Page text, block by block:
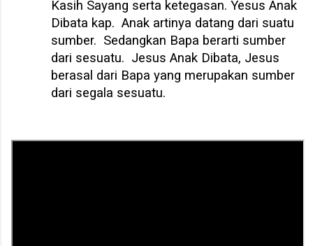
Kasih Sayang serta ketegasan. Yesus Anak
Dibata kap. Anak artinya datang dari suatu
sumber. Sedangkan Bapa berarti sumber
dari sesuatu. Jesus Anak Dibata, Jesus
berasal dari Bapa yang merupakan sumber
dari segala sesuatu.